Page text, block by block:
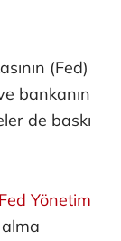
(Fed)
bankanın
de baskı
Fed Yönetim